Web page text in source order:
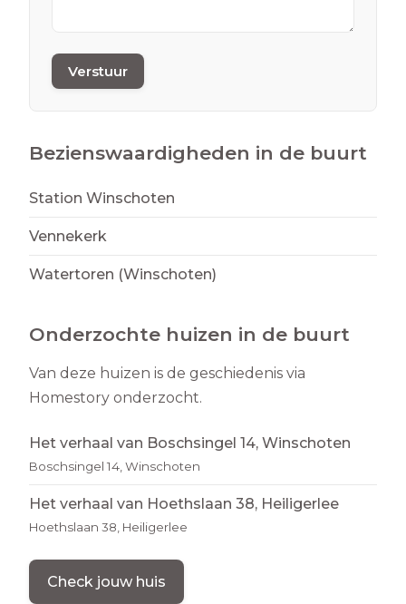
Verstuur
Bezienswaardigheden in de buurt
Station Winschoten
Vennekerk
Watertoren (Winschoten)
Onderzochte huizen in de buurt
Van deze huizen is de geschiedenis via
Homestory onderzocht.
Het verhaal van Boschsingel 14, Winschoten
Boschsingel 14, Winschoten
Het verhaal van Hoethslaan 38, Heiligerlee
Hoethslaan 38, Heiligerlee
Check jouw huis